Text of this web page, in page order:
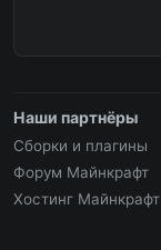
Наши партнёры
Сборки и плагины
Форум Майнкрафт
Хостинг Майнкрафт